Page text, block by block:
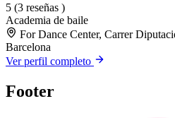
5 (3 reseñas )
Academia de baile
For Dance Center, Carrer
Barcelona
Ver perfil completo
Footer